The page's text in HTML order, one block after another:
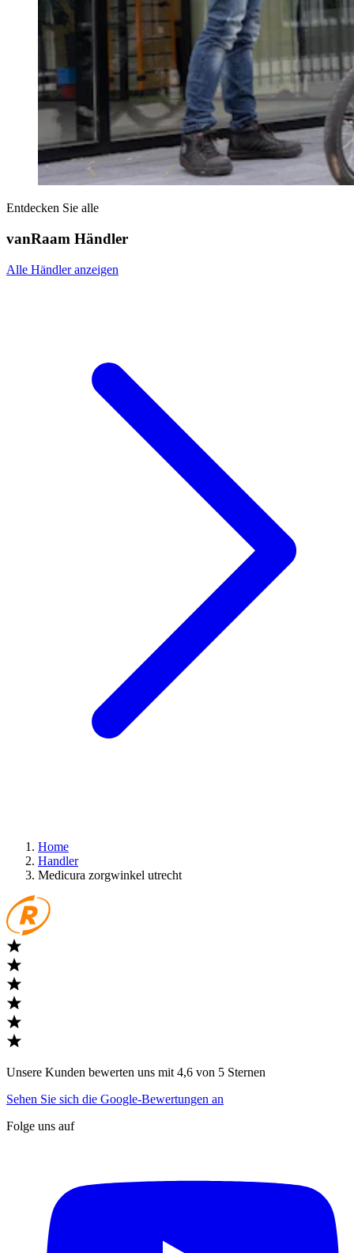
Entdecken Sie alle
vanRaam Händler
Alle Händler anzeigen
Home
Handler
Medicura zorgwinkel utrecht
Unsere Kunden bewerten uns mit 4,6 von 5 Sternen
Sehen Sie sich die Google-Bewertungen an
Folge uns auf